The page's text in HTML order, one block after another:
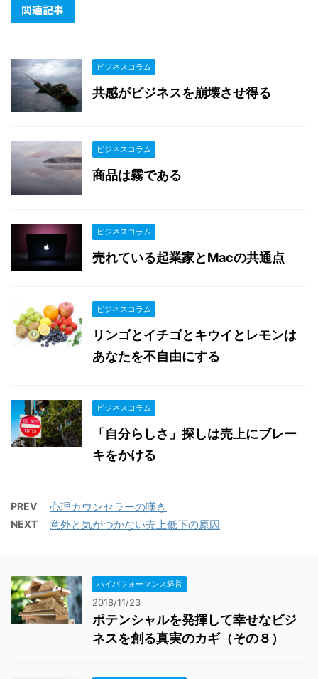
関連記事
ビジネスコラム
共感がビジネスを崩壊させ得る
ビジネスコラム
商品は霧である
ビジネスコラム
売れている起業家とMacの共通点
ビジネスコラム
リンゴとイチゴとキウイとレモンは
あなたを不自由にする
ビジネスコラム
「自分らしさ」探しは売上にブレー
キをかける
PREV 心理カウンセラーの嘆き
NEXT 意外と気がつかない売上低下の原因
ハイパフォーマンス経営
2018/11/23
ポテンシャルを発揮して幸せなビジ
ネスを創る真実のカギ（その８）